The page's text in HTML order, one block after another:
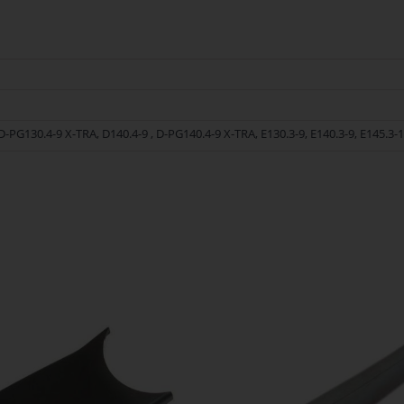
kwaliteit en betrouwbaarheid van Nilfisk Onderdelen vandaag nog en
PG130.4-9 X-TRA, D140.4-9 , D-PG140.4-9 X-TRA, E130.3-9, E140.3-9, E145.3-